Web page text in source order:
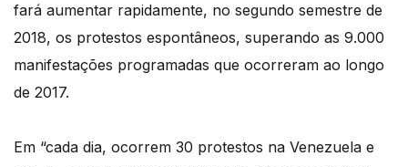
fará aumentar rapidamente, no segundo semestre de
2018, os protestos espontâneos, superando as 9.000
manifestações programadas que ocorreram ao longo
de 2017.
Em “cada dia, ocorrem 30 protestos na Venezuela e